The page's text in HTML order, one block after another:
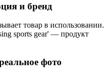
и бренд
товар в использовании.
sports gear' — продукт
фото